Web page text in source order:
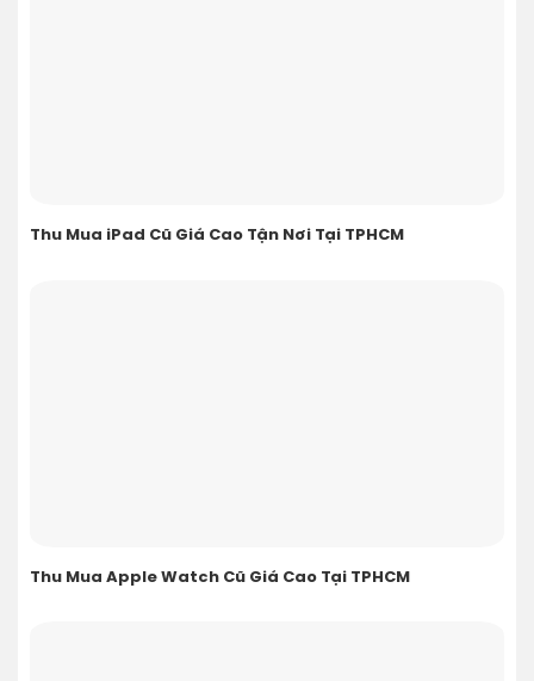
Thu Mua iPad Cũ Giá Cao Tận Nơi Tại TPHCM
Thu Mua Apple Watch Cũ Giá Cao Tại TPHCM